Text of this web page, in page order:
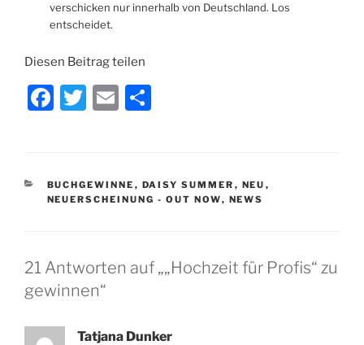
verschicken nur innerhalb von Deutschland. Los
entscheidet.
Diesen Beitrag teilen
F
e
b
o
k
T
er
E
l
n
KATEGORIEN
BUCHGEWINNE , DAISY SUMMER , NEU ,
NEUERSCHEINUNG - OUT NOW, NEWS
21 Antworten auf „„Hochzeit für Profis“ zu
gewinnen“
Tatjana Dunker